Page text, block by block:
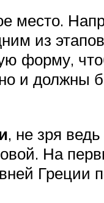
место.
из
форму,
и должны
, не зря
На
Греции